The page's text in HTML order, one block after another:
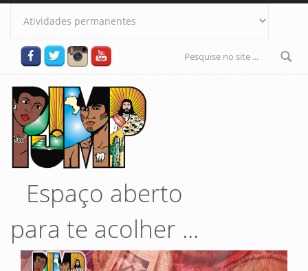
Pular para o conteúdo principal
Formulário
Espaço aberto
para te acolher ...